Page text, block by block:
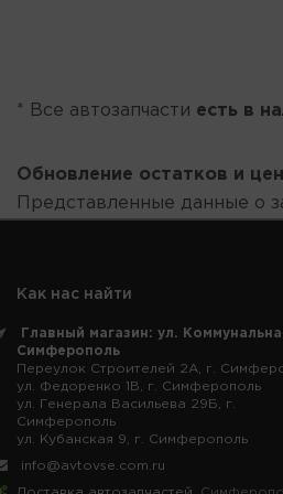
* Все автозапчасти есть в
Обновление остатков и
Представленные данные о
Как нас найти
Главный магазин: ул.
Симферополь
Переулок Строителей 2А, г.
ул. Федоренко 1В, г. Симферополь
ул. Генерала Васильева 29Б, г.
Симферополь
ул. Кубанская 9, г. Симферополь
info@avtovse.com.ru